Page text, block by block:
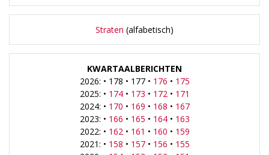
Straten (alfabetisch)
KWARTAALBERICHTEN
2026: • 178 • 177 • 176 • 175
2025: • 174• 173 • 172• 171
2024: • 170 • 169 • 168 • 167
2023: • 166 • 165 • 164• 163
2022: • 162• 161 • 160 • 159
2021: • 158 • 157• 156 • 155